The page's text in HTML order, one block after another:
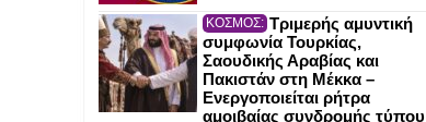
ΚΟΣΜΟΣ: Τριμερής αμυντική
συμφωνία Τουρκίας,
Σαουδικής Αραβίας και
Πακιστάν στη Μέκκα –
Ενεργοποιείται ρήτρα
αμοιβαίας συνδρομής τύπου